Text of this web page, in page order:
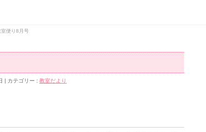
便り8月号
カテゴリー : 教室だより